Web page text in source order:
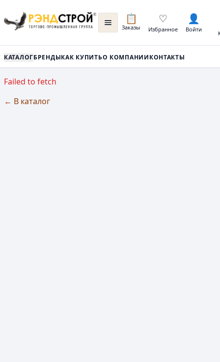
📋
Заказы
♡
Избранное
👤
Войти
КАТАЛОГБРЕНДЫКАК КУПИТЬО КОМПАНИИКОНТАКТЫ
Failed to fetch
← В каталог